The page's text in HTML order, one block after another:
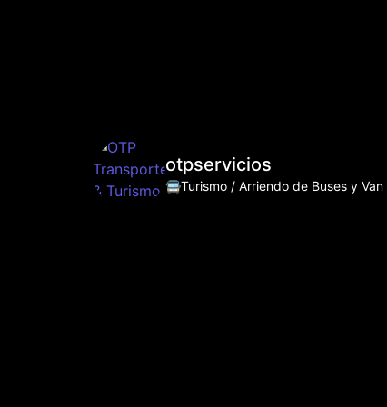
otpservicios
🚍Turismo / Arriendo de Buses y Van